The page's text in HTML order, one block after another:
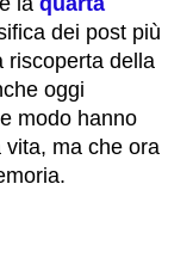
dei post più
riscoperta della
oggi
modo hanno
ma che ora